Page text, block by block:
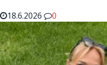
18.6.2026
0